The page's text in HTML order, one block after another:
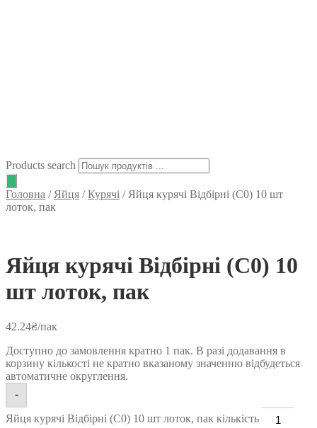
Products search
Головна / Яйця /Курячі / Яйця курячі Відбірні (С0) 10 шт
лоток, пак
Яйця курячі Відбірні (С0) 10
шт лоток, пак
42.24₴/пак
Доступно до замовлення кратно 1 пак. В разі додавання в
корзину кількості не кратно вказаному значенню відбудеться
автоматичне округлення.
-
Яйця курячі Відбірні (С0) 10 шт лоток, пак кількість